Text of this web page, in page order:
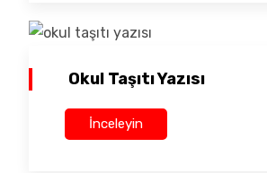
Okul Taşıtı Yazısı
İnceleyin